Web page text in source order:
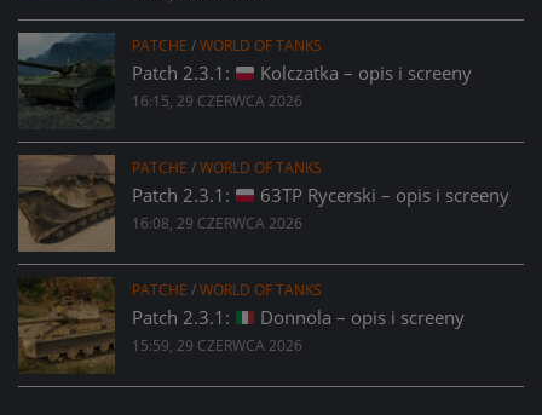
PATCHE /WORLD OF TANKS
Patch 2.3.1: Kolczatka – opis i screeny
16:15, 29 CZERWCA 2026
PATCHE /WORLD OF TANKS
Patch 2.3.1: 63TP Rycerski – opis i screeny
16:08, 29 CZERWCA 2026
PATCHE /WORLD OF TANKS
Patch 2.3.1: Donnola – opis i screeny
15:59, 29 CZERWCA 2026